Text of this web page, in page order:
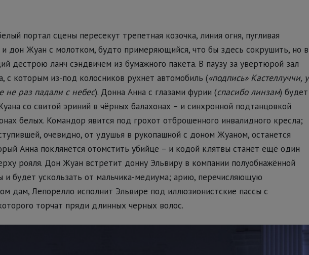
портал сцены пересекут трепетная козочка, линия огня, пугливая
дон Жуан с молотком, будто примеряющийся, что бы здесь сокрушить, но в
дестрою ланч сэндвичем из бумажного пакета. В паузу за увертюрой зал
с которым из-под колосников рухнет автомобиль («подпись» Кастеллуччи, у
не раз падали с небес). Донна Анна с глазами фурии (спасибо линзам) будет
со свитой эриний в чёрных балахонах – и синхронной подтанцовкой
белых. Командор явится под грохот отброшенного инвалидного кресла;
очевидно, от удушья в рукопашной с доном Жуаном, останется
Анна поклянётся отомстить убийце – и кодой клятвы станет ещё один
рояля. Дон Жуан встретит донну Эльвиру в компании полуобнажённой
будет ускользать от мальчика-медиума; арию, перечисляющую
дам, Лепорелло исполнит Эльвире под иллюзионистские пассы с
торчат пряди длинных черных волос.